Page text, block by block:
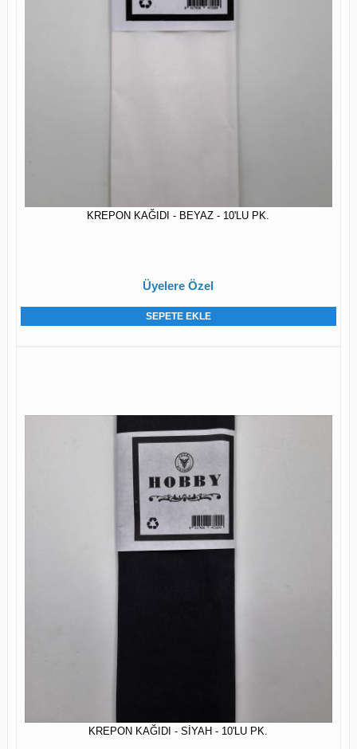
KREPON KAĞIDI - BEYAZ - 10'LU PK.
Üyelere Özel
SEPETE EKLE
KREPON KAĞIDI - SİYAH - 10'LU PK.